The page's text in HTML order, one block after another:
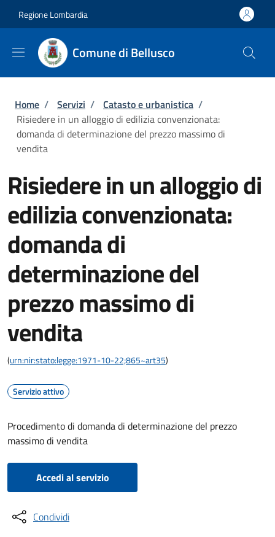
Regione Lombardia
Comune di Bellusco
Briciole di pane
Home / Servizi / Catasto e urbanistica /
Risiedere in un alloggio di edilizia convenzionata:
domanda di determinazione del prezzo massimo di
vendita
Risiedere in un alloggio di
edilizia convenzionata:
domanda di
determinazione del
prezzo massimo di
vendita
(urn:nir:stato:legge:1971-10-22;865~art35)
Servizio attivo
Procedimento di domanda di determinazione del prezzo
massimo di vendita
Accedi al servizio
Condividi